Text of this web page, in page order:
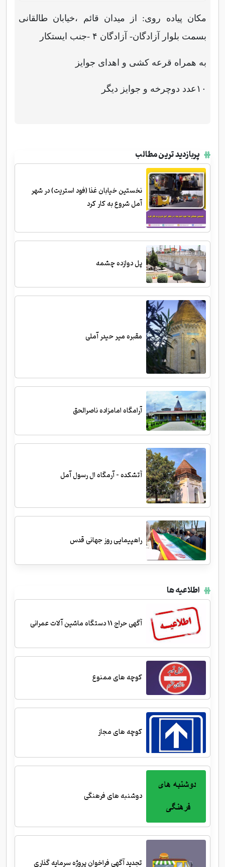
مکان پیاده روی: از میدان قائم ،خیابان طالقانی
بسمت بلوار آزادگان- آزادگان ۴ -جنب ایستکار
به همراه قرعه کشی و اهدای جوایز
۱۰عدد دوچرخه و جوایز دیگر
پربازدید ترین مطالب
نخستین خیابان غذا (فود استریت) در شهر
آمل شروع به کار کرد
پل دوازده چشمه
مقبره میر حیدر آملی
آرامگاه امامزاده ناصرالحق
آتشکده - آرمگاه ال رسول آمل
راهپیمایی روز جهانی قدس
اطلاعیه ها
آگهی حراج 11 دستگاه ماشین آلات عمرانی
کوچه های ممنوع
کوچه های مجاز
دوشنبه های فرهنگی
تجدید آگهی فراخوان پروژه سرمایه گذاری